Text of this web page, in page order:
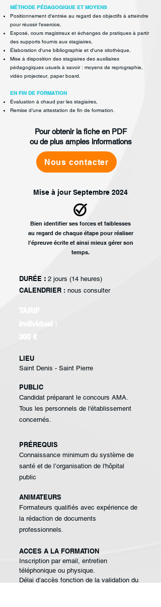
MÉTHODE PÉDAGOGIQUE ET MOYENS
Positionnement d'entrée au regard des objectifs à atteindre
pour réussir l'exercice,
Exposé, cours magistraux et échanges de pratiques à partir
des supports fournis aux stagiaires,
Élaboration d'une bibliographie et d'une sitothèque,
Mise à disposition des stagiaires des auxiliaires
pédagogiques usuels à savoir : moyens de reprographie,
vidéo projecteur, paper board.
EN FIN DE FORMATION
Évaluation à chaud par les stagiaires,
Remise d’une attestation de fin de formation.
Pour obtenir la fiche en PDF
ou de plus amples informations
Nous contacter
Mise à jour Septembre 2024
Bien identifier ses forces et faiblesses
au regard de chaque étape pour réaliser
l'épreuve écrite et ainsi mieux gérerson
temps.
DURÉE : 2 jours (14 heures)
CALENDRIER : nous consulter
300 €
LIEU
Saint Denis - Saint Pierre
PUBLIC
Candidat préparant le concours AMA.
Tous les personnels de l'établissement
concernés.
PRÉREQUIS
Connaissance minimum du système de
santé et de l’organisation de l'hôpital
public
ANIMATEURS
Formateurs qualifiés avec expérience de
la rédaction de documents
professionnels.
ACCES A LA FORMATION
Inscription par email, entretien
téléphonique ou physique.
Délai d’accès fonction de la validation du